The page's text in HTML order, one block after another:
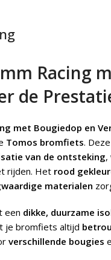
Racing
de
met Bougiedop en
Tomos bromfiets. Deze
van de ontsteking,
rijden. Het rood
materialen
een dikke, duurzame
je bromfiets altijd
verschillende bougies